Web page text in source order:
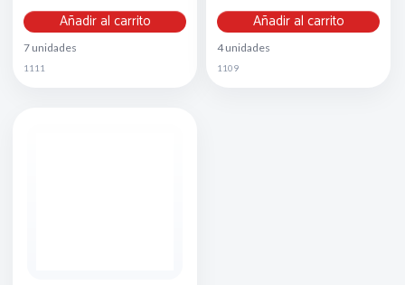
Añadir al carrito
7 unidades
1111
Añadir al carrito
4 unidades
1109